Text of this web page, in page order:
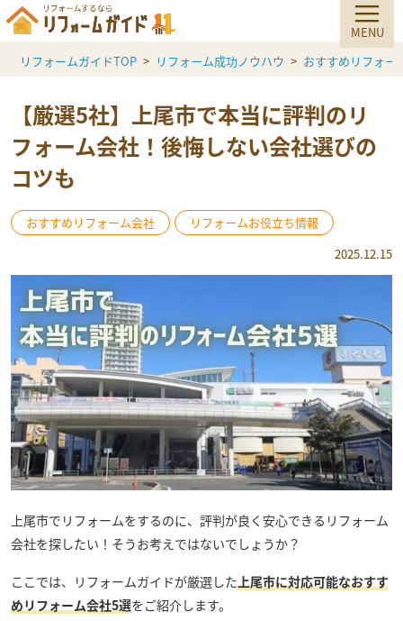
リフォームガイドTOP リフォーム成功ノウハウ おすすめリフォー
【厳選5社】上尾市で本当に評判のリ
フォーム会社！後悔しない会社選びの
コツも
おすすめリフォーム会社
リフォームお役立ち情報
2025.12.15
上尾市でリフォームをするのに、評判が良く安心できるリフォーム
会社を探したい！そうお考えではないでしょうか？
ここでは、リフォームガイドが厳選した 上尾市に対応可能なおすす
めリフォーム会社5選をご紹介します。